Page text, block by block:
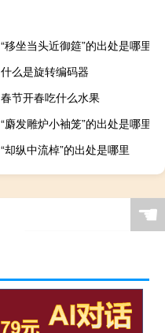
“移坐当头近御筵”的出处是哪里
什么是旋转编码器
春节开春吃什么水果
“麝发雕炉小袖笼”的出处是哪里
“却纵中流棹”的出处是哪里
☚